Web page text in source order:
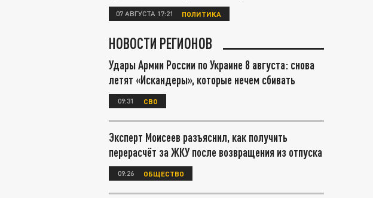
07 АВГУСТА 17:21 ПОЛИТИКА
НОВОСТИ РЕГИОНОВ
Удары Армии России по Украине 8 августа: снова
летят «Искандеры», которые нечем сбивать
09:31 СВО
Эксперт Моисеев разъяснил, как получить
перерасчёт за ЖКУ после возвращения из отпуска
09:26 ОБЩЕСТВО